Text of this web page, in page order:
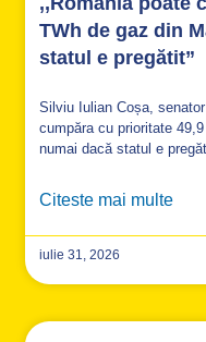
TWh de gaz din
statul e pregătit”
Silviu Iulian Coșa,
cumpăra cu prioritate
numai dacă statul e
Citeste mai multe
iulie 31, 2026